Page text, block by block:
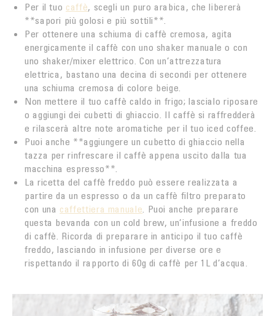
Per il tuo caffè, scegli un puro arabica, che libererà
**sapori più golosi e più sottili**.
Per ottenere una schiuma di caffè cremosa, agita
energicamente il caffè con uno shaker manuale o con
uno shaker/mixer elettrico. Con un’attrezzatura
elettrica, bastano una decina di secondi per ottenere
una schiuma cremosa di colore beige.
Non mettere il tuo caffè caldo in frigo; lascialo riposare
o aggiungi dei cubetti di ghiaccio. Il caffè si raffredderà
e rilascerà altre note aromatiche per il tuo iced coffee.
Puoi anche **aggiungere un cubetto di ghiaccio nella
tazza per rinfrescare il caffè appena uscito dalla tua
macchina espresso**.
La ricetta del caffè freddo può essere realizzata a
partire da un espresso o da un caffè filtro preparato
con una caffettiera manuale. Puoi anche preparare
questa bevanda con un cold brew, un’infusione a freddo
di caffè. Ricorda di preparare in anticipo il tuo caffè
freddo, lasciando in infusione per diverse ore e
rispettando il rapporto di 60g di caffè per 1L d’acqua.